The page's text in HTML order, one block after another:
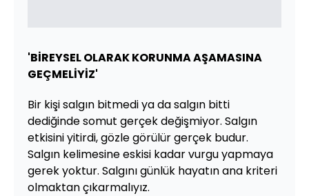
'BİREYSEL OLARAK KORUNMA AŞAMASINA
GEÇMELİYİZ'
Bir kişi salgın bitmedi ya da salgın bitti
dediğinde somut gerçek değişmiyor. Salgın
etkisini yitirdi, gözle görülür gerçek budur.
Salgın kelimesine eskisi kadar vurgu yapmaya
gerek yoktur. Salgını günlük hayatın ana kriteri
olmaktan çıkarmalıyız.